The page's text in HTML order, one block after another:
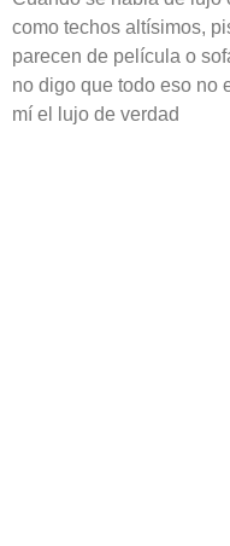
como techos altísimos,
parecen de película o
no digo que todo eso no
mí el lujo de verdad